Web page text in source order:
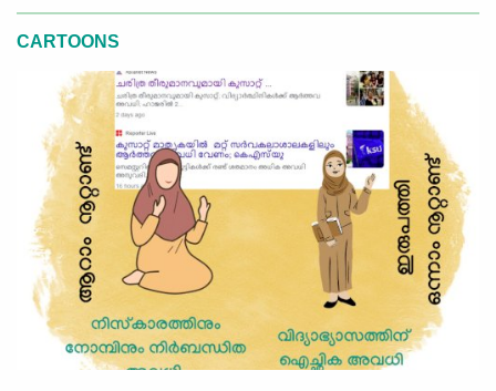
CARTOONS